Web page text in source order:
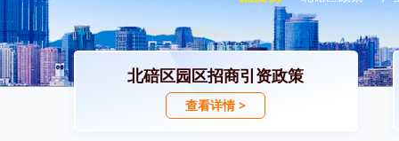
北碚区园区招商引资政策
查看详情 >